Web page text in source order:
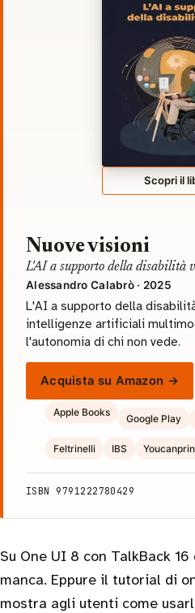
Scopri il
Nuove visioni
L'AI a supporto della disabilità
Alessandro Calabrò · 2025
L'AI a supporto della
intelligenze artificiali
l'autonomia di chi non vede.
Acquista su Amazon →
Apple Books
Google Play
Feltrinelli IBS
ISBN 9791222780429
Su One UI 8 con TalkBack
manca. Eppure il tutorial di
mostra agli utenti come